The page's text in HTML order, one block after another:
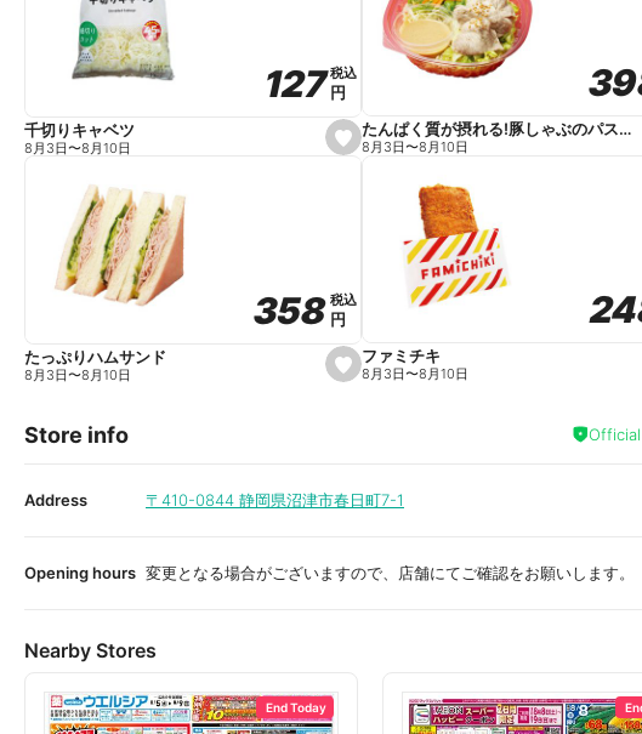
e
s
e
e
127
127税込
税込
円
円
千切りキャベツ
8月3日〜8月10日
たんぱく質が摂れる!豚しゃぶのパスタサラダ
8月3日〜8月10日
s
e
i
t
358
358税込
税込
円
円
たっぷりハムサンド
8月3日〜8月10日
ファミチキ
8月3日〜8月10日
Store info
Address 〒410-0844 静岡県沼津市春日町7-1
Opening hours 変更となる場合がございますので、店舗にてご確認をお願いします。
Nearby Stores
End Today